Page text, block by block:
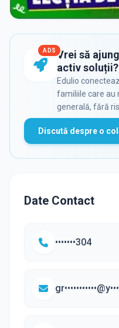
ADS Vrei să
activ soluții?
Edulio
familiile care au
generală, fără
Discută despre o
Date Contact
•••••••304